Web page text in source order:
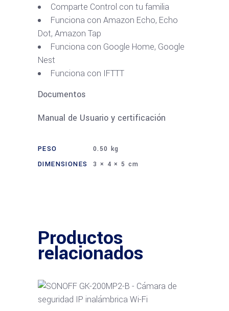
Comparte Control con tu familia
Funciona con Amazon Echo, Echo
Dot, Amazon Tap
Funciona con Google Home, Google
Nest
Funciona con IFTTT
Documentos
Manual de Usuario y certificación
PESO
0.50 kg
DIMENSIONES
3 × 4 × 5 cm
Productos
relacionados